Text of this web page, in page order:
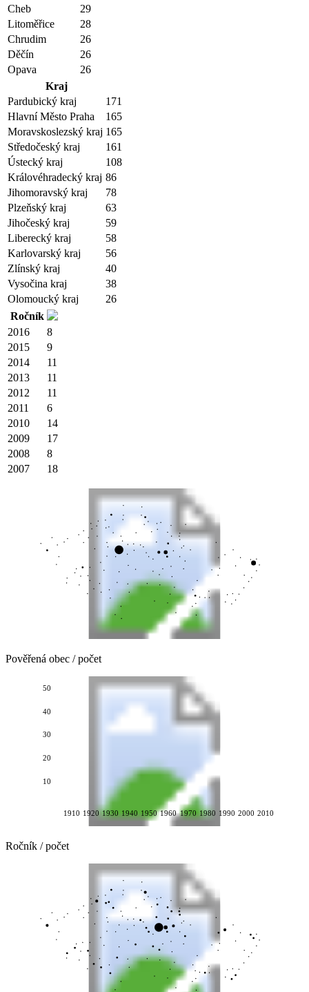
Cheb
29
Litoměřice
28
Chrudim
26
Děčín
26
Opava
26
Kraj
Pardubický kraj
171
Hlavní Město Praha
165
Moravskoslezský kraj 165
Středočeský kraj
161
Ústecký kraj
108
Královéhradecký kraj 86
Jihomoravský kraj
78
Plzeňský kraj
63
Jihočeský kraj
59
Liberecký kraj
58
Karlovarský kraj
56
Zlínský kraj
40
Vysočina kraj
38
Olomoucký kraj
26
Ročník
2016
8
2015
9
2014
11
2013
11
2012
11
2011
6
2010
14
2009
17
2008
8
2007
18
Pověřená obec / počet
1910 1920 1930 1940 1950 1960 1970 1980 1990 2000 2010
10
20
30
40
50
Ročník / počet